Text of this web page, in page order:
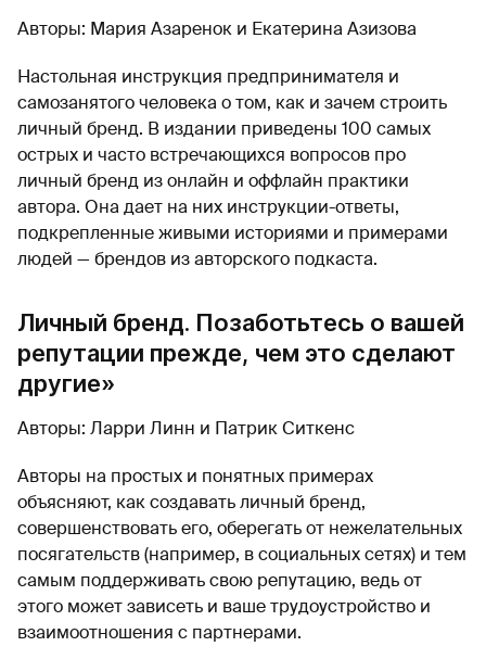
Авторы: Мария Азаренок и Екатерина Азизова
Настольная инструкция предпринимателя и
самозанятого человека о том, как и зачем строить
личный бренд. В издании приведены 100 самых
острых и часто встречающихся вопросов про
личный бренд из онлайн и оффлайн практики
автора. Она дает на них инструкции-ответы,
подкрепленные живыми историями и примерами
людей — брендов из авторского подкаста.
Личный бренд. Позаботьтесь о вашей
репутации прежде, чем это сделают
другие»
Авторы: Ларри Линн и Патрик Ситкенс
Авторы на простых и понятных примерах
объясняют, как создавать личный бренд,
совершенствовать его, оберегать от нежелательных
посягательств (например, в социальных сетях) и тем
самым поддерживать свою репутацию, ведь от
этого может зависеть и ваше трудоустройство и
взаимоотношения с партнерами.